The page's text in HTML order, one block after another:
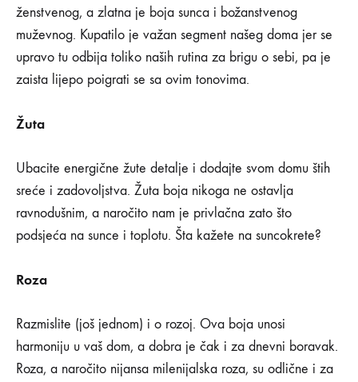
ženstvenog, a zlatna je boja sunca i božanstvenog
muževnog. Kupatilo je važan segment našeg doma jer se
upravo tu odbija toliko naših rutina za brigu o sebi, pa je
zaista lijepo poigrati se sa ovim tonovima.
Žuta
Ubacite energične žute detalje i dodajte svom domu štih
sreće i zadovoljstva. Žuta boja nikoga ne ostavlja
ravnodušnim, a naročito nam je privlačna zato što
podsjeća na sunce i toplotu. Šta kažete na suncokrete?
Roza
Razmislite (još jednom) i o rozoj. Ova boja unosi
harmoniju u vaš dom, a dobra je čak i za dnevni boravak.
Roza, a naročito nijansa milenijalska roza, su odlične i za